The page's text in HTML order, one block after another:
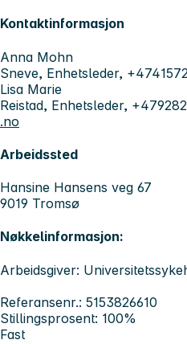
Kontaktinformasjon
Anna Mohn
Sneve, Enhetsleder,
Lisa Marie
Reistad, Enhetsleder,
.no
Arbeidssted
Hansine Hansens veg 67
9019 Tromsø
Nøkkelinformasjon:
Arbeidsgiver:
Referansenr.: 5153826610
Stillingsprosent: 100%
Fast